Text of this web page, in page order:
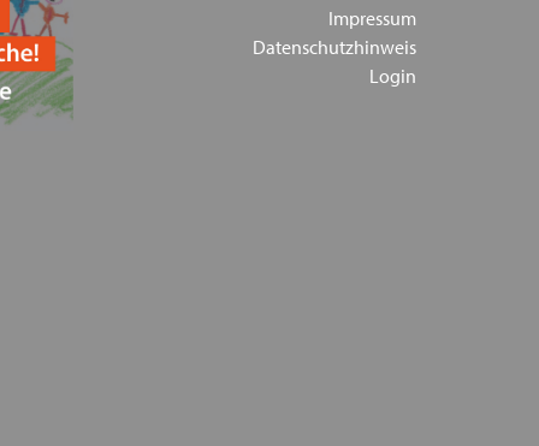
- , Fachanwältin für Arbeitsrecht (ausgebucht)
am 29.06.2021
Impressum
Datenschutzhinweis
Login